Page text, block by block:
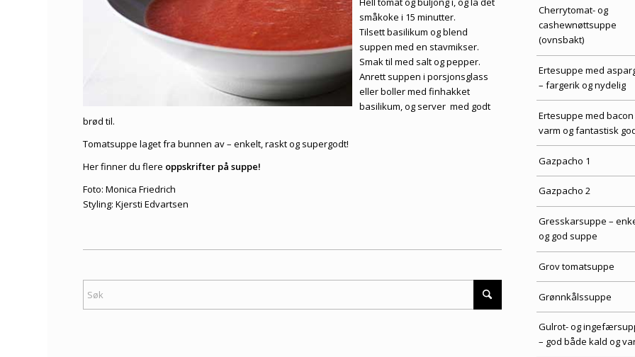
småkoke i 15 minutter.
Tilsett basilikum og blend
suppen med en stavmikser.
Smak til med salt og pepper.
Anrett suppen i porsjonsglass
eller boller med finhakket
basilikum, og server med godt
brød til.
Tomatsuppe laget fra bunnen av – enkelt, raskt og supergodt!
Her finner du flere oppskrifter på suppe!
Foto: Monica Friedrich
Styling: Kjersti Edvartsen
Cherrytomat- og
cashewnøttsuppe
(ovnsbakt)
Ertesuppe med
– fargerik og nydelig
Ertesuppe med bacon
varm og fantastisk
Gazpacho 1
Gazpacho 2
Gresskarsuppe –
og god suppe
Grov tomatsuppe
Grønnkålssuppe
Gulrot- og
– god både kald og